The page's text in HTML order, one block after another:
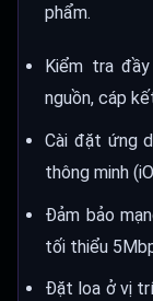
phẩm.
Kiểm tra
nguồn, cáp
Cài đặt ứng
thông minh
Đảm bảo
tối thiểu
Đặt loa ở vị